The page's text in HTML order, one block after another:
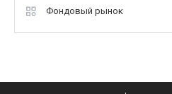
Фондовый рынок